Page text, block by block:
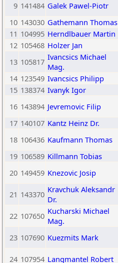
9 141484 Galek Pawel-Piotr
10 143030 Gathemann Thomas
11 104995 Herndlbauer Martin
12 105468 Holzer Jan
13 105817 Ivancsics Michael
Mag.
14 123549 Ivancsics Philipp
15 138374 Ivanyk Igor
16 143894 Jevremovic Filip
17 140107 Kantz Heinz Dr.
18 106436 Kaufmann Thomas
19 106589 Killmann Tobias
20 149459 Knezovic Josip
21 143370 Kravchuk Aleksandr
Dr.
22 107650 Kucharski Michael
Mag.
23 107690 Kuezmits Mark
24 107954 Langmantel Robert